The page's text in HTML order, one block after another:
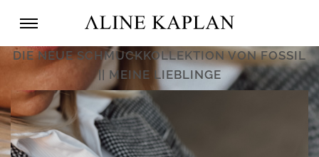
DIE NEUE SCHMUCKKOLLEKTION VON FOSSIL
|| MEINE LIEBLINGE